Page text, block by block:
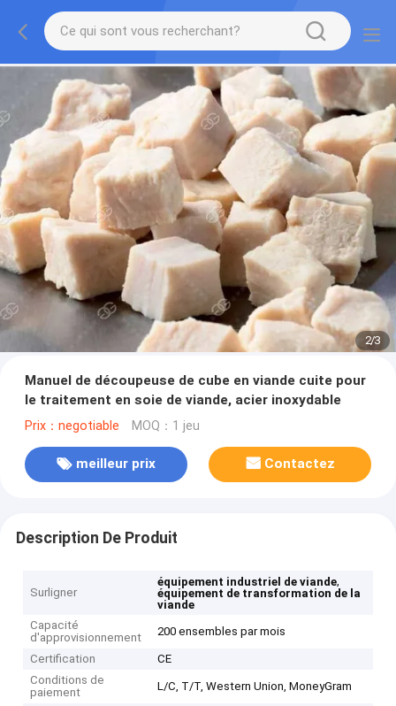
2/3
Manuel de découpeuse de cube en viande cuite pour
le traitement en soie de viande, acier inoxydable
Prix：negotiable MOQ：1 jeu
meilleur prix Contactez
Description De Produit
Surligner
équipement industriel de viande,
équipement de transformation de la
viande
Capacité
d'approvisionnement
200 ensembles par mois
Certification
CE
Conditions de
paiement
L/C, T/T, Western Union, MoneyGram